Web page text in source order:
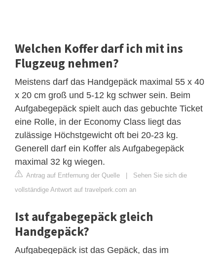
Welchen Koffer darf ich mit ins
Flugzeug nehmen?
Meistens darf das Handgepäck maximal 55 x 40
x 20 cm groß und 5-12 kg schwer sein. Beim
Aufgabegepäck spielt auch das gebuchte Ticket
eine Rolle, in der Economy Class liegt das
zulässige Höchstgewicht oft bei 20-23 kg.
Generell darf ein Koffer als Aufgabegepäck
maximal 32 kg wiegen.
Antrag auf Entfernung der Quelle
Sehen Sie sich die
vollständige Antwort auf travelperk.com an
Ist aufgabegepäck gleich
Handgepäck?
Aufgabegepäck ist das Gepäck, das im